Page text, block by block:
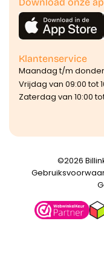
Klantenservice
Maandag t/m
Vrijdag van 09:00 tot
Zaterdag van 10:00
©️2026